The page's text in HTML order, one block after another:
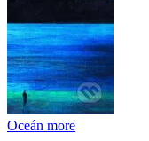
Oceán more